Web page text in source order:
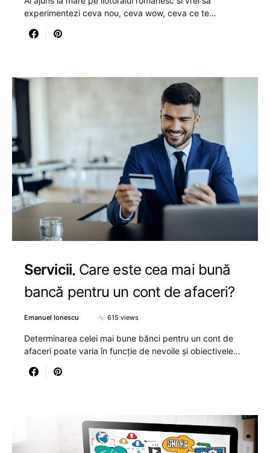
experimentezi ceva nou, ceva wow, ceva ce te…
Servicii Care este cea mai bună
bancă pentru un cont de afaceri?
Emanuel Ionescu 615 views
Determinarea celei mai bune bănci pentru un cont de
afaceri poate varia în funcție de nevoile și obiectivele…